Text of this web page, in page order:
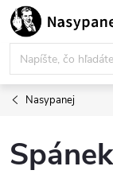
Prejsť
na
obsah
Nasypanej